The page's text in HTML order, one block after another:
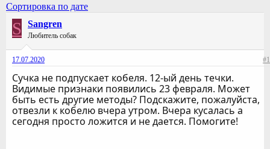
Сортировка по дате
S Sangren
Любитель собак
17.07.2020 #1
Сучка не подпускает кобеля. 12-ый день течки.
Видимые признаки появились 23 февраля. Может
быть есть другие методы? Подскажите, пожалуйста,
отвезли к кобелю вчера утром. Вчера кусалась а
сегодня просто ложится и не дается. Помогите!